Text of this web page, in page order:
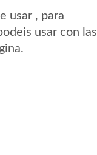
usar , para
usar con las